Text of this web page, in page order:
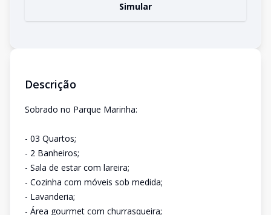
Simular
Descrição
Sobrado no Parque Marinha:
- 03 Quartos;
- 2 Banheiros;
- Sala de estar com lareira;
- Cozinha com móveis sob medida;
- Lavanderia;
- Área gourmet com churrasqueira;